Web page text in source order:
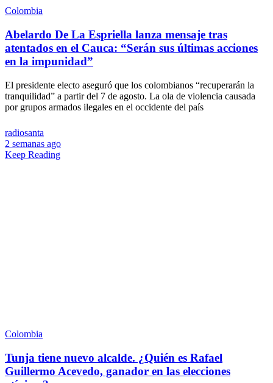
Colombia
Abelardo De La Espriella lanza mensaje tras
atentados en el Cauca: “Serán sus últimas acciones
en la impunidad”
El presidente electo aseguró que los colombianos “recuperarán la
tranquilidad” a partir del 7 de agosto. La ola de violencia causada
por grupos armados ilegales en el occidente del país
radiosanta
2 semanas ago
Keep Reading
Colombia
Tunja tiene nuevo alcalde. ¿Quién es Rafael
Guillermo Acevedo, ganador en las elecciones